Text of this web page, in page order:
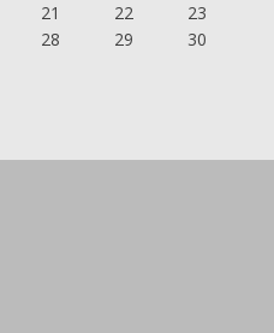
21 22
23
28 29
30